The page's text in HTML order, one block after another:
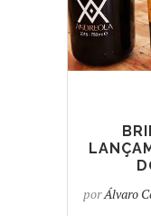
porÁlvaro